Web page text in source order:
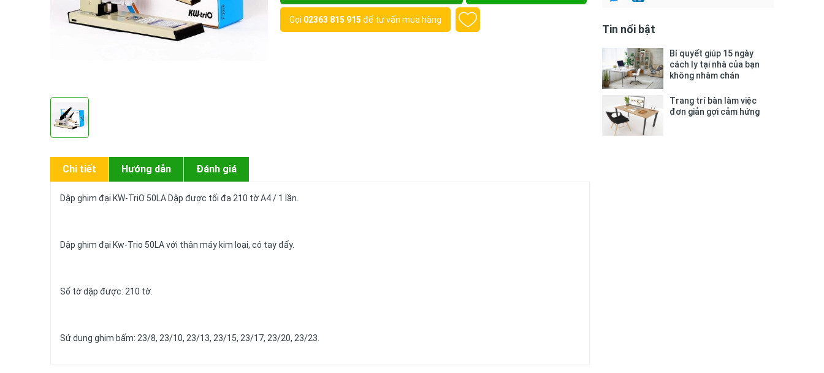
Gọi 02363 815 915 để tư vấn mua hàng
Chi tiết Hướng dẫn Đánh giá
Dập ghim đại KW-TriO 50LA Dập được tối đa 210 tờ A4 / 1 lần.
Dập ghim đại Kw-Trio 50LA với thân máy kim loại, có tay đẩy.
Số tờ dập được: 210 tờ.
Sử dụng ghim bấm: 23/8, 23/10, 23/13, 23/15, 23/17, 23/20, 23/23.
Tin nổi bật
Bí quyết giúp 15 ngày
cách ly tại nhà của bạn
không nhàm chán
Trang trí bàn làm việc
đơn giản gợi cảm hứng